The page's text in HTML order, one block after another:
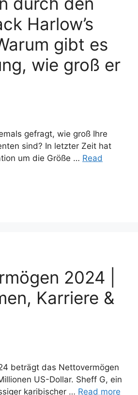
Harlow’s
gibt es
wie groß er
gefragt, wie groß Ihre
sind? In letzter Zeit hat
um die Größe … Read
2024 |
Karriere &
beträgt das Nettovermögen
US-Dollar. Sheff G, ein
karibischer … Read more